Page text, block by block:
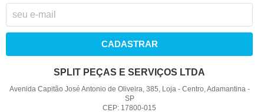
CADASTRAR
SPLIT PEÇAS E SERVIÇOS LTDA
Avenida Capitão José Antonio de Oliveira, 385, Loja- Centro, Adamantina-
SP
CEP: 17800-015